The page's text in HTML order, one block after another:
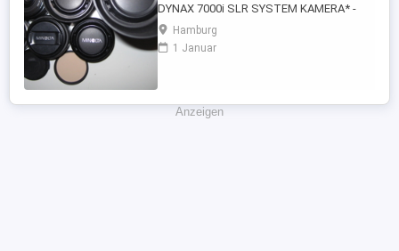
DYNAX 7000i SLR SYSTEM KAMERA* -
+PLUS 5 X MINOLTA AF OBJEKTIVE
TEILWEISE MACRO INKLUSIVE EXTRAS
AUCH FÜR ALLE SONY* DIGITAL
VERSCHLUSS - +PLUS MINOLTA REMOTE
- +PLUS MINOLTA BLITZ +MINOLTA ...
Hamburg
1 Januar
Anzeigen